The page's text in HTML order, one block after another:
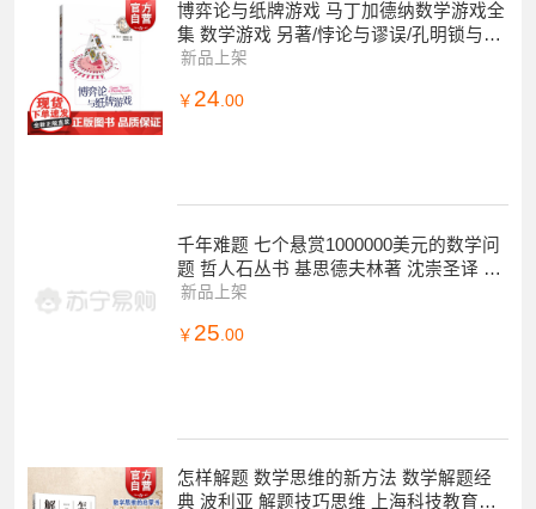
博弈论与纸牌游戏 马丁加德纳数学游戏全
集 数学游戏 另著/悖论与谬误/孔明锁与矩
阵博士 益智游戏 趣味数学 上海科技教育
新品上架
￥ 24.00
千年难题 七个悬赏1000000美元的数学问
题 哲人石丛书 基思德夫林著 沈崇圣译 物
理学计算理论等科普读物 上海科技教
新品上架
￥ 25 .00
怎样解题 数学思维的新方法 数学解题经
典 波利亚 解题技巧思维 上海科技教育出